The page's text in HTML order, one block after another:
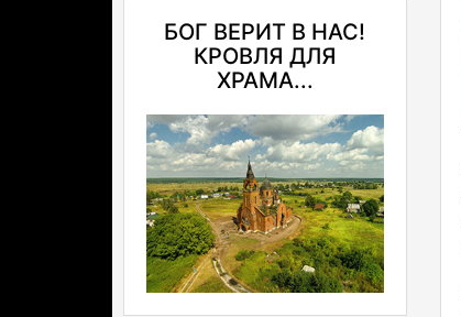
БОГ ВЕРИТ В НАС!
КРОВЛЯ ДЛЯ
ХРАМА...